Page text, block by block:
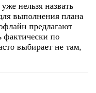
нельзя назвать
выполнения плана
предлагают
фактически по
выбирает не там,